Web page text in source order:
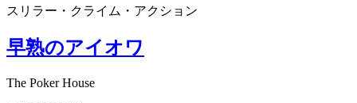
スリラー・クライム・アクション
早熟のアイオワ
The Poker House